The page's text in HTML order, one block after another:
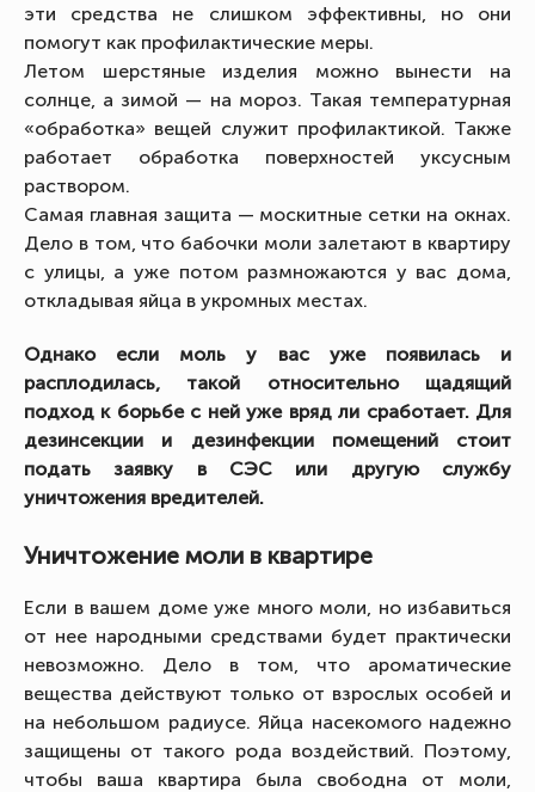
эти средства не слишком эффективны, но они
помогут как профилактические меры.
Летом шерстяные изделия можно вынести на
солнце, а зимой — на мороз. Такая температурная
«обработка» вещей служит профилактикой. Также
работает обработка поверхностей уксусным
раствором.
Самая главная защита — москитные сетки на окнах.
Дело в том, что бабочки моли залетают в квартиру
с улицы, а уже потом размножаются у вас дома,
откладывая яйца в укромных местах.
Однако если моль у вас уже появилась и
расплодилась, такой относительно щадящий
подход к борьбе с ней уже вряд ли сработает. Для
дезинсекции и дезинфекции помещений стоит
подать заявку в СЭС или другую службу
уничтожения вредителей.
Уничтожение моли в квартире
Если в вашем доме уже много моли, но избавиться
от нее народными средствами будет практически
невозможно. Дело в том, что ароматические
вещества действуют только от взрослых особей и
на небольшом радиусе. Яйца насекомого надежно
защищены от такого рода воздействий. Поэтому,
чтобы ваша квартира была свободна от моли,